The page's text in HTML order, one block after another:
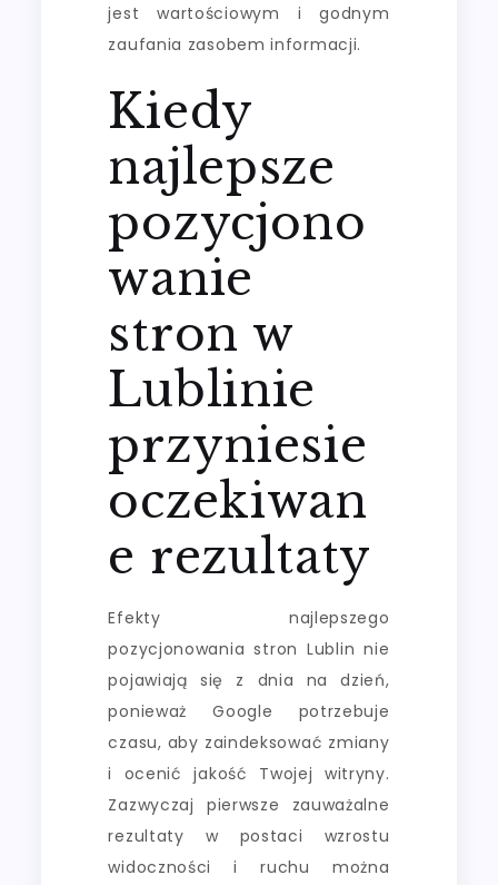
jest wartościowym i godnym
zaufania zasobem informacji.
Kiedy
najlepsze
pozycjono
wanie
stron w
Lublinie
przyniesie
oczekiwan
e rezultaty
Efekty najlepszego
pozycjonowania stron Lublin nie
pojawiają się z dnia na dzień,
ponieważ Google potrzebuje
czasu, aby zaindeksować zmiany
i ocenić jakość Twojej witryny.
Zazwyczaj pierwsze zauważalne
rezultaty w postaci wzrostu
widoczności i ruchu można